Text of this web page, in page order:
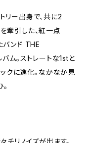
リー出身で、共に2
牽引した、紅一点
バンド THE
ム。ストレートな1stと
ックに進化。なかなか見
チリノイズが出ます。